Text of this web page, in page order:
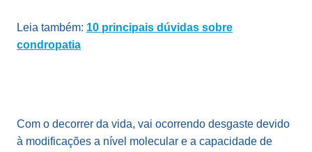
Leia também: 10 principais dúvidas sobre
condropatia
Com o decorrer da vida, vai ocorrendo desgaste devido
à modificações a nível molecular e a capacidade de